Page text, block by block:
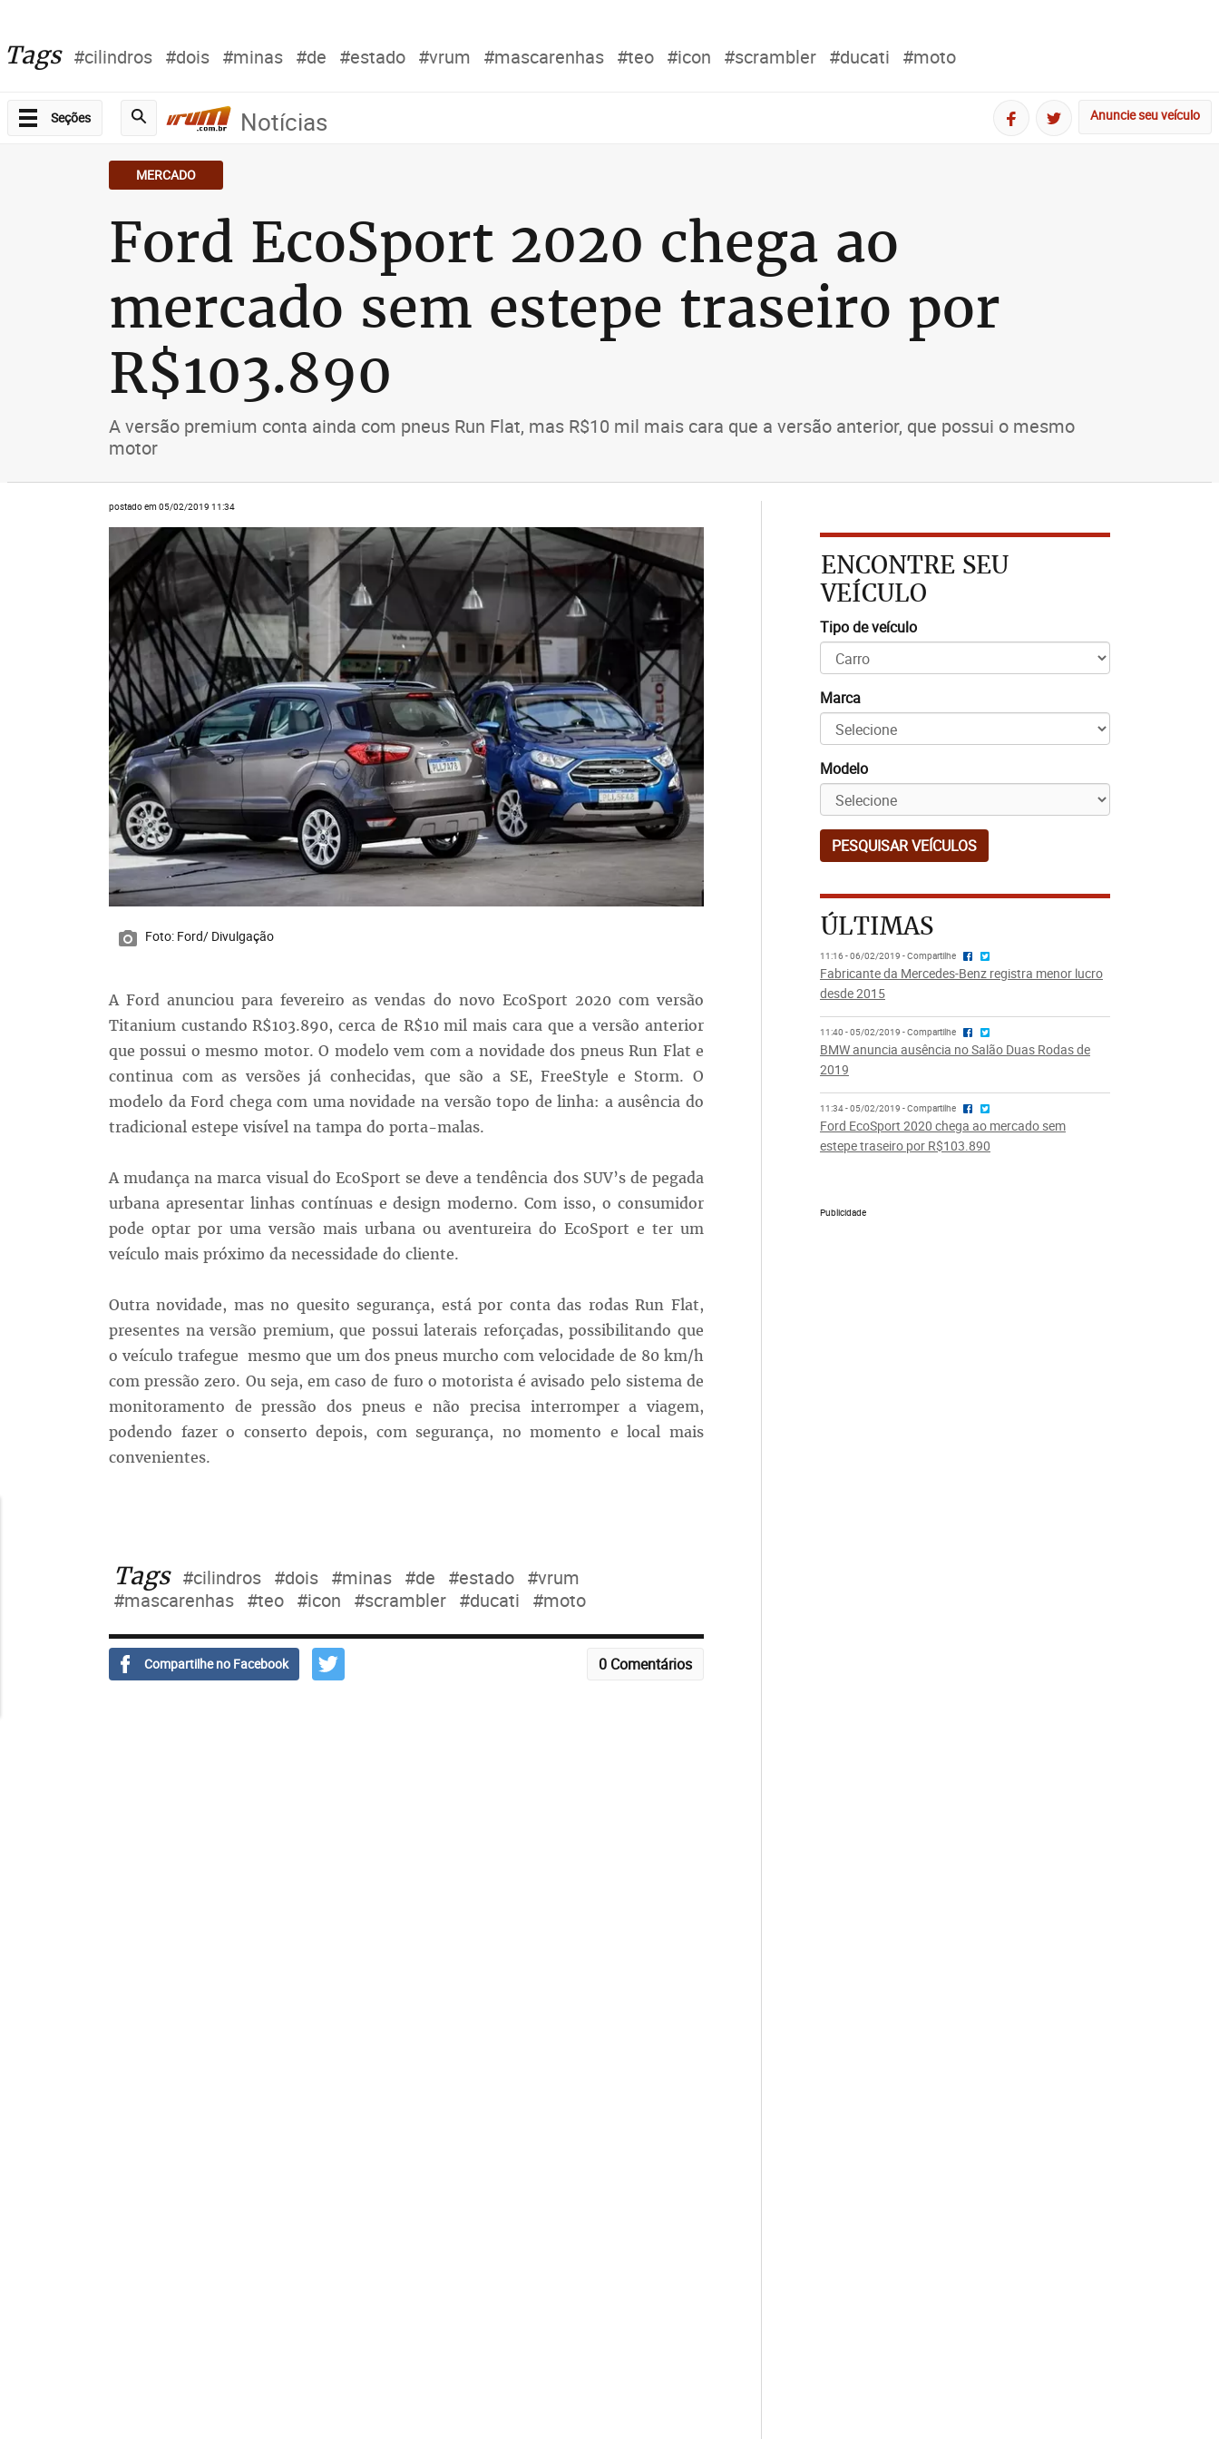
Tags #cilindros #dois #minas #de #estado #vrum #mascarenhas #teo #icon #scrambler #ducati #moto
Seções Notícias Anuncie seu veículo
MERCADO
Ford EcoSport 2020 chega ao
mercado sem estepe traseiro por
R$103.890
A versão premium conta ainda com pneus Run Flat, mas R$10 mil mais cara que a versão anterior, que possui o mesmo
motor
postado em 05/02/2019 11:34
Foto: Ford/ Divulgação
A Ford anunciou para fevereiro as vendas do novo EcoSport 2020 com versão
Titanium custando R$103.890, cerca de R$10 mil mais cara que a versão anterior
que possui o mesmo motor. O modelo vem com a novidade dos pneus Run Flat e
continua com as versões já conhecidas, que são a SE, FreeStyle e Storm. O
modelo da Ford chega com uma novidade na versão topo de linha: a ausência do
tradicional estepe visível na tampa do porta-malas.
A mudança na marca visual do EcoSport se deve a tendência dos SUV’s de pegada
urbana apresentar linhas contínuas e design moderno. Com isso, o consumidor
pode optar por uma versão mais urbana ou aventureira do EcoSport e ter um
veículo mais próximo da necessidade do cliente.
Outra novidade, mas no quesito segurança, está por conta das rodas Run Flat,
presentes na versão premium, que possui laterais reforçadas, possibilitando que
o veículo trafegue mesmo que um dos pneus murcho com velocidade de 80 km/h
com pressão zero. Ou seja, em caso de furo o motorista é avisado pelo sistema de
monitoramento de pressão dos pneus e não precisa interromper a viagem,
podendo fazer o conserto depois, com segurança, no momento e local mais
convenientes.
Tags #cilindros #dois #minas #de #estado #vrum
#mascarenhas #teo #icon #scrambler #ducati #moto
Compartilhe no Facebook 0 Comentários
ENCONTRE SEU
VEÍCULO
Tipo de veículo
Marca
Modelo
ÚLTIMAS
11:16 - 06/02/2019 - Compartilhe
Fabricante da Mercedes-Benz registra menor lucro
desde 2015
11:40 - 05/02/2019 - Compartilhe
BMW anuncia ausência no Salão Duas Rodas de
2019
11:34 - 05/02/2019 - Compartilhe
Ford EcoSport 2020 chega ao mercado sem
estepe traseiro por R$103.890
Publicidade